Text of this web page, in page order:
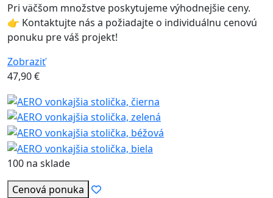
Pri väčšom množstve poskytujeme výhodnejšie ceny.
👉 Kontaktujte nás a požiadajte o individuálnu cenovú
ponuku pre váš projekt!
Zobraziť
47,90€
100 na sklade
Cenová ponuka